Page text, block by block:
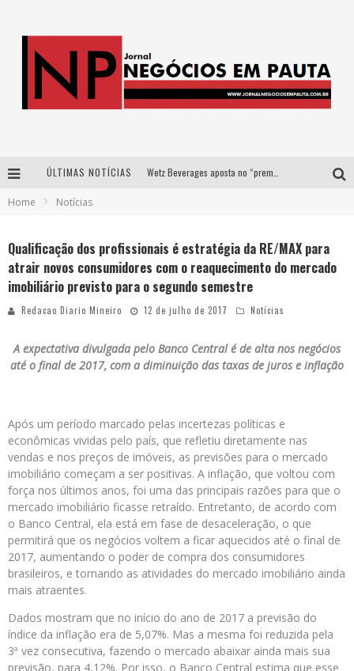
ÚLTIMAS NOTÍCIAS
Democratização do malte: Proibida utiliza estratégia de custo-benefício para o lazer do brasileiro
Home Notícias
Qualificação dos profissionais é estratégia da RE/MAX para
atrair novos consumidores com o reaquecimento do mercado
imobiliário previsto para o segundo semestre
Redacao Diario Mineiro 12 de julho de 2017 Notícias
A expectativa divulgada pelo Banco Central é de alta nos negócios
até o final de 2017, com a diminuição das taxas de juros e inflação
Após um período marcado pelas incertezas políticas e
econômicas vividas pelo país, que refletiu diretamente nas
vendas e nos preços de imóveis, as previsões para o mercado
imobiliário começam a ser positivas. A inflação, que voltou com
força nos últimos anos, foi uma das principais razões para que o
mercado imobiliário ficasse retraído. Entretanto, de acordo com
o Banco Central, ela está em fase de desaceleração, o que
permitirá que os negócios voltem a ficar aquecidos até o final de
2017, aumentando o poder de compra dos consumidores
brasileiros, e tornando as atividades do mercado imobiliário ainda
mais atraentes.
Dados mostram que no início do ano de 2017 a previsão do
índice da inflação era de 5,07%. Mas a mesma foi reduzida pela
3ª vez consecutiva, fazendo o mercado abaixar ainda mais sua
previsão, para 4,12%. Por isso, o Banco Central estima que esse